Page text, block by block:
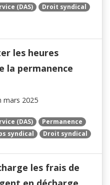
(DAS)
Droit syndical
les heures
la permanence
mars 2025
(DAS)
Permanence
syndical Droit syndical
les frais de